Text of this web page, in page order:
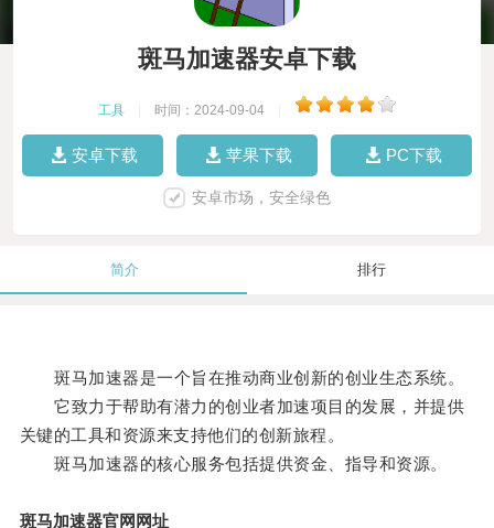
斑马加速器安卓下载
工具 时间：2024-09-04
安卓下载 苹果下载 PC下载
安卓市场，安全绿色
简介 排行
斑马加速器是一个旨在推动商业创新的创业生态系统。
它致力于帮助有潜力的创业者加速项目的发展，并提供
关键的工具和资源来支持他们的创新旅程。
斑马加速器的核心服务包括提供资金、指导和资源。
斑马加速器官网网址